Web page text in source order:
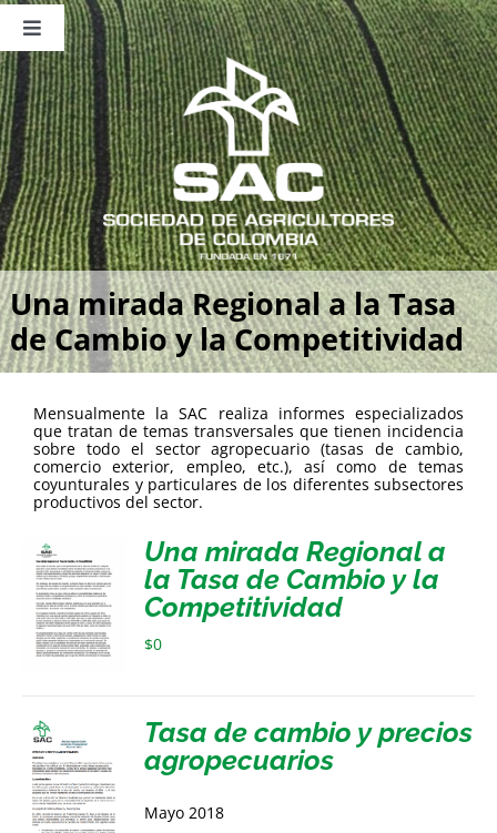
Saltar
contenido
Toggle
Navigation
Nosotros
Publicaciones
Sala de Prensa
Eventos
Una mirada Regional a la Tasa
de Cambio y la Competitividad
Mensualmente la SAC realiza informes especializados
que tratan de temas transversales que tienen incidencia
sobre todo el sector agropecuario (tasas de cambio,
comercio exterior, empleo, etc.), así como de temas
coyunturales y particulares de los diferentes subsectores
productivos del sector.
Una mirada Regional a
la Tasa de Cambio y la
Competitividad
$0
Tasa de cambio y precios
agropecuarios
Mayo 2018